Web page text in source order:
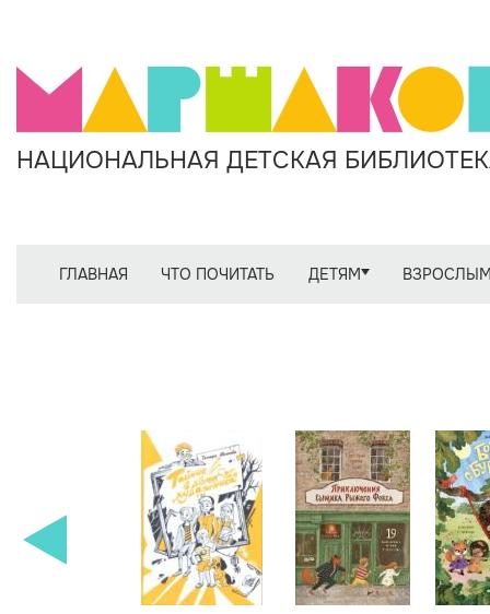
НАЦИОНАЛЬНАЯ ДЕТСКАЯ
ГЛАВНАЯ ЧТО ПОЧИТАТЬ ДЕТЯМ